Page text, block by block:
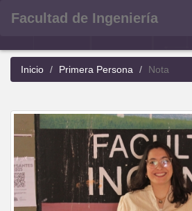
Facultad de Ingeniería
Inicio Primera Persona Nota